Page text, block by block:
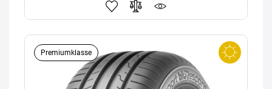
Premiumklasse